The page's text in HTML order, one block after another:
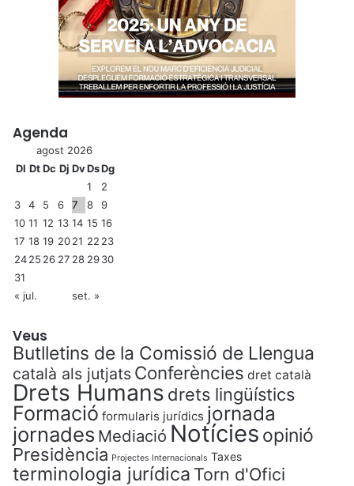
Agenda
agost 2026
Dl DtDc Dj DvDsDg
1
2
3
4 5 6 7 8
9
10 11 12 13 14 15 16
17 18 19 2021 22 23
2425 26 27 28 2930
31
« jul.
set. »
Veus
Butlletins de la Comissió de Llengua
català als jutjats Conferències dret català
Drets Humans drets lingüístics
Formació formularis jurídics jornada
jornades Mediació Notícies opinió
Presidència Projectes Internacionals Taxes
terminologia jurídica Torn d'Ofici